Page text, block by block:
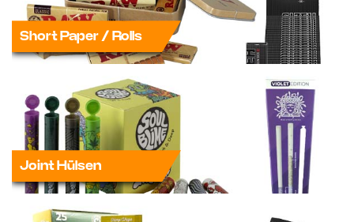
Short Paper / Rolls
Joint Hülsen